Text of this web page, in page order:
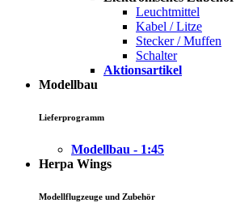
Leuchtmittel
Kabel / Litze
Stecker / Muffen
Schalter
Aktionsartikel
Modellbau
Lieferprogramm
Modellbau - 1:45
Herpa Wings
Modellflugzeuge und Zubehör